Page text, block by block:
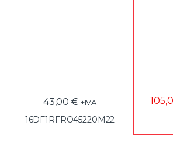
43,00 € +IVA
16DF1RFRO45220M22